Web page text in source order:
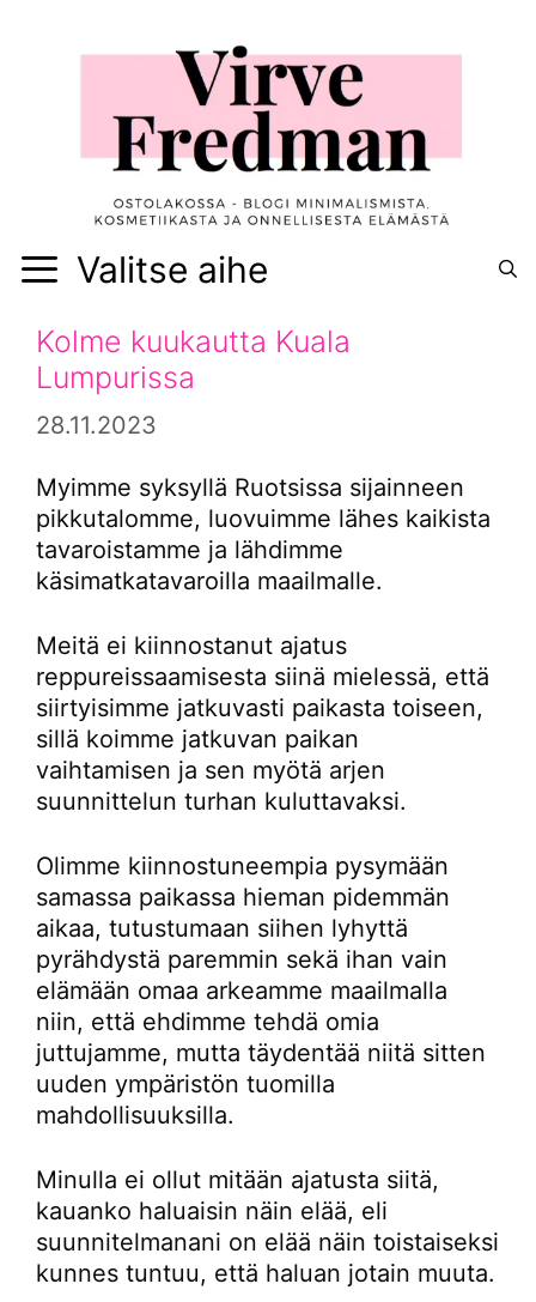
Valitse aihe
Kolme kuukautta Kuala
Lumpurissa
28.11.2023
Myimme syksyllä Ruotsissa sijainneen
pikkutalomme, luovuimme lähes kaikista
tavaroistamme ja lähdimme
käsimatkatavaroilla maailmalle.
Meitä ei kiinnostanut ajatus
reppureissaamisesta siinä mielessä, että
siirtyisimme jatkuvasti paikasta toiseen,
sillä koimme jatkuvan paikan
vaihtamisen ja sen myötä arjen
suunnittelun turhan kuluttavaksi.
Olimme kiinnostuneempia pysymään
samassa paikassa hieman pidemmän
aikaa, tutustumaan siihen lyhyttä
pyrähdystä paremmin sekä ihan vain
elämään omaa arkeamme maailmalla
niin, että ehdimme tehdä omia
juttujamme, mutta täydentää niitä sitten
uuden ympäristön tuomilla
mahdollisuuksilla.
Minulla ei ollut mitään ajatusta siitä,
kauanko haluaisin näin elää, eli
suunnitelmanani on elää näin toistaiseksi
kunnes tuntuu, että haluan jotain muuta.